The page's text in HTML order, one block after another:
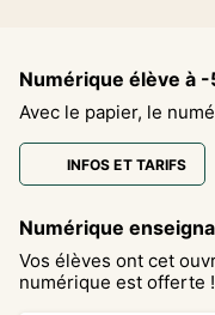
Numérique élève à -
Avec le papier, le
INFOS ET TARIFS
Numérique
Vos élèves ont cet
numérique est offerte !